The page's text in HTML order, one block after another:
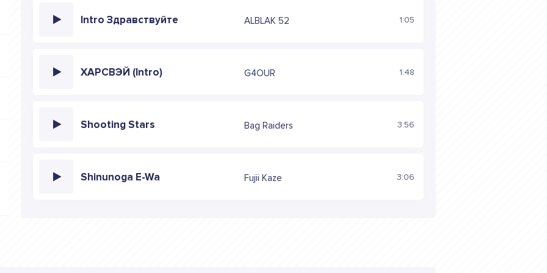
Intro Здравствуйте ALBLAK 52 1:05
ХАРСВЭЙ (Intro) G4OUR 1:48
Shooting Stars Bag Raiders 3:56
Shinunoga E-Wa Fujii Kaze 3:06